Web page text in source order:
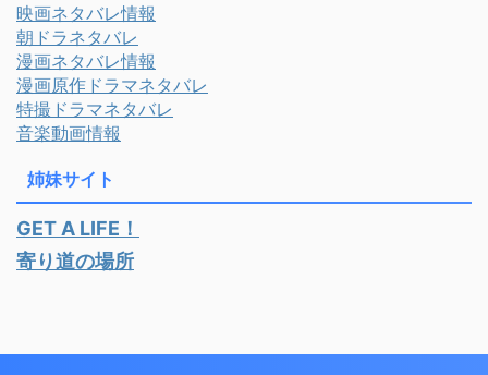
映画ネタバレ情報
朝ドラネタバレ
漫画ネタバレ情報
漫画原作ドラマネタバレ
特撮ドラマネタバレ
音楽動画情報
姉妹サイト
GET A LIFE！
寄り道の場所